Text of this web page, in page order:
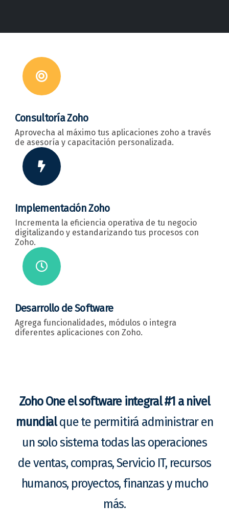
Consultoría Zoho
Aprovecha al máximo tus aplicaciones zoho a través
de asesoría y capacitación personalizada.
Implementación Zoho
Incrementa la eficiencia operativa de tu negocio
digitalizando y estandarizando tus procesos con
Zoho.
Desarrollo de Software
Agrega funcionalidades, módulos o integra
diferentes aplicaciones con Zoho.
Zoho One el software integral #1 a nivel
mundialque te permitirá administrar en
un solo sistema todas las operaciones
de ventas, compras, Servicio IT, recursos
humanos, proyectos, finanzas y mucho
más.